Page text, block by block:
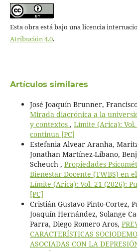
Esta obra está bajo una licencia
Atribución 4.0.
Artículos similares
José Joaquín Brunner,
Mirada diacrónica a la
y contextos , Límite (Arica):
continua [PC]
Estefania Alvear Aranha,
Jonathan Martínez-Líbano,
Scheuch , Propiedades
Bienestar Docente (TWBS) en
Límite (Arica): Vol. 21 (2026):
[PC]
Cristián Gustavo Pinto-Cortez,
Joaquín Hernández, Solange
Parra, Diego Romero Aros,
CARACTERÍSTICAS
ASOCIADAS CON LA